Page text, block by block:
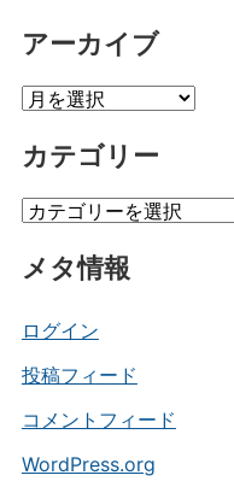
アーカイブ
ア
カ
ブ
カテゴリー
カ
ゴ
ー
メタ情報
ログイン
投稿フィード
コメントフィード
WordPress.org